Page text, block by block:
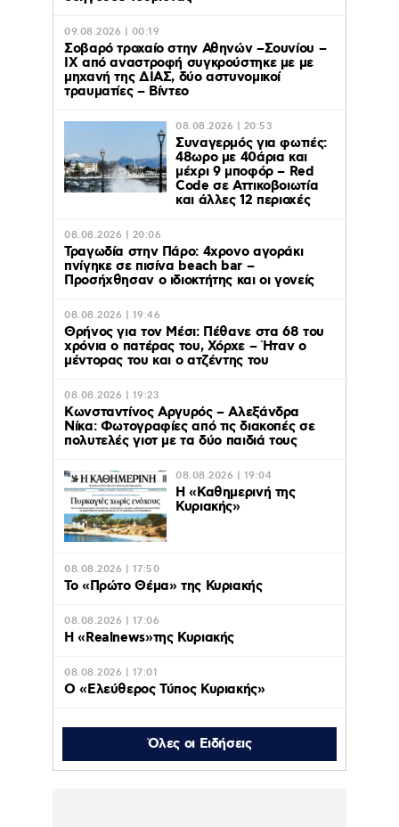
09.08.2026 | 00:19
Σοβαρό τροχαίο στην Αθηνών –Σουνίου –
ΙΧ από αναστροφή συγκρούστηκε με με
μηχανή της ΔΙΑΣ, δύο αστυνομικοί
τραυματίες – Βίντεο
08.08.2026 | 20:53
Συναγερμός για φωτιές:
48ωρο με 40άρια και
μέχρι 9 μποφόρ – Red
Code σε Αττικοβοιωτία
και άλλες 12 περιοχές
08.08.2026 | 20:06
Τραγωδία στην Πάρο: 4χρονο αγοράκι
πνίγηκε σε πισίνα beach bar –
Προσήχθησαν ο ιδιοκτήτης και οι γονείς
08.08.2026 | 19:46
Θρήνος για τον Μέσι: Πέθανε στα 68 του
χρόνια ο πατέρας του, Χόρχε – Ήταν ο
μέντορας του και ο ατζέντης του
08.08.2026 | 19:23
Κωνσταντίνος Αργυρός – Αλεξάνδρα
Νίκα: Φωτογραφίες από τις διακοπές σε
πολυτελές γιοτ με τα δύο παιδιά τους
08.08.2026 | 19:04
H «Καθημερινή της
Κυριακής»
08.08.2026 | 17:50
Το «Πρώτο Θέμα» της Κυριακής
08.08.2026 | 17:06
Η «Realnews»της Κυριακής
08.08.2026 | 17:01
Ο «Eλεύθερος Τύπος Κυριακής»
08.08.2026 | 16:45
Το «Documento» της
Κυριακής
Όλες οι Ειδήσεις